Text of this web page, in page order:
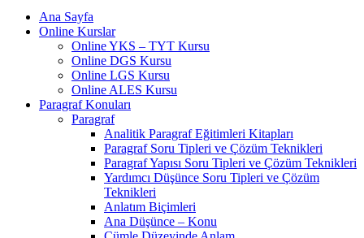
Ana Sayfa
Online Kurslar
Online YKS – TYT Kursu
Online DGS Kursu
Online LGS Kursu
Online ALES Kursu
Paragraf Konuları
Paragraf
Analitik Paragraf Eğitimleri Kitapları
Paragraf Soru Tipleri ve Çözüm Teknikleri
Paragraf Yapısı Soru Tipleri ve Çözüm Teknikleri
Yardımcı Düşünce Soru Tipleri ve Çözüm
Teknikleri
Anlatım Biçimleri
Ana Düşünce – Konu